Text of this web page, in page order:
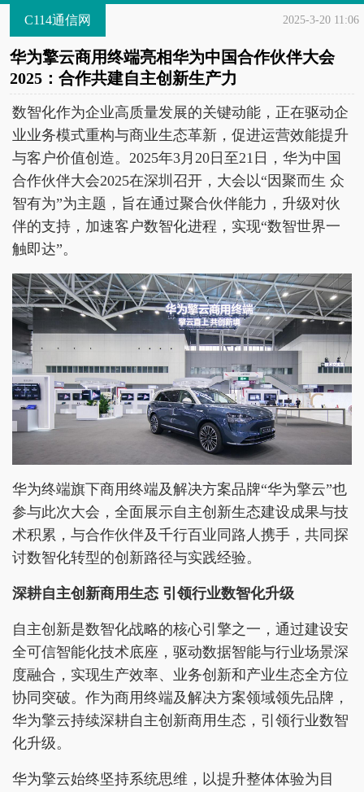
C114通信网 2025-3-20 11:06
华为擎云商用终端亮相华为中国合作伙伴大会
2025：合作共建自主创新生产力
数智化作为企业高质量发展的关键动能，正在驱动企
业业务模式重构与商业生态革新，促进运营效能提升
与客户价值创造。2025年3月20日至21日，华为中国
合作伙伴大会2025在深圳召开，大会以“因聚而生 众
智有为”为主题，旨在通过聚合伙伴能力，升级对伙
伴的支持，加速客户数智化进程，实现“数智世界一
触即达”。
华为终端旗下商用终端及解决方案品牌“华为擎云”也
参与此次大会，全面展示自主创新生态建设成果与技
术积累，与合作伙伴及千行百业同路人携手，共同探
讨数智化转型的创新路径与实践经验。
深耕自主创新商用生态 引领行业数智化升级
自主创新是数智化战略的核心引擎之一，通过建设安
全可信智能化技术底座，驱动数据智能与行业场景深
度融合，实现生产效率、业务创新和产业生态全方位
协同突破。作为商用终端及解决方案领域领先品牌，
华为擎云持续深耕自主创新商用生态，引领行业数智
化升级。
华为擎云始终坚持系统思维，以提升整体体验为目